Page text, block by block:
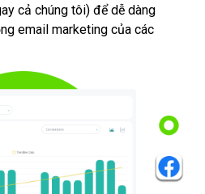
cả chúng tôi) để dễ dàng
email marketing của các